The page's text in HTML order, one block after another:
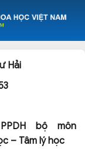
Hải
PPDH bộ môn
– Tâm lý học